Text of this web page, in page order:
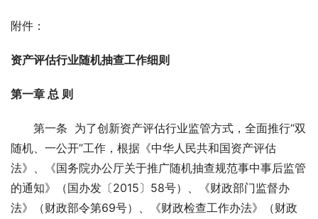
附件：
资产评估行业随机抽查工作细则
第一章 总 则
第一条  为了创新资产评估行业监管方式，全面推行“双
随机、一公开”工作，根据《中华人民共和国资产评估
法》、《国务院办公厅关于推广随机抽查规范事中事后监管
的通知》（国办发〔2015〕58号）、《财政部门监督办
法》（财政部令第69号）、《财政检查工作办法》（财政